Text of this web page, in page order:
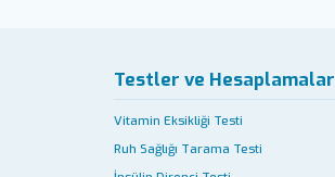
Testler ve Hesaplamalar
Vitamin Eksikliği Testi
Ruh Sağlığı Tarama Testi